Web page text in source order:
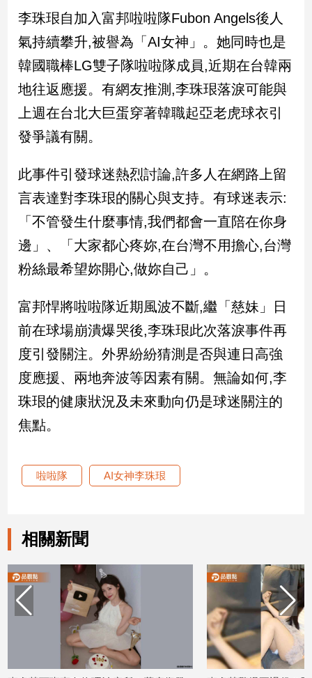
社
地
方
新
冠
病
專
南
台
灣
觀
南
台
灣
觀
點
娛
娛
樂
流
行/
時
尚
追
星
生
李珠珢自加入富邦啦啦隊Fubon Angels後人
氣持續攀升,被譽為「AI女神」。她同時也是
韓國職棒LG雙子隊啦啦隊成員,近期在台韓兩
地往返應援。有網友推測,李珠珢落淚可能與
上週在台北大巨蛋穿著韓職起亞老虎球衣引
發爭議有關。
此事件引發球迷熱烈討論,許多人在網路上留
言表達對李珠珢的關心與支持。有球迷表示:
「不管發生什麼事情,我們都會一直陪在你身
邊」、「大家都心疼妳,在台灣不用擔心,台灣
粉絲最希望妳開心,做妳自己」。
富邦悍將啦啦隊近期風波不斷,繼「慈妹」日
前在球場崩潰爆哭後,李珠珢此次落淚事件再
度引發關注。外界紛紛猜測是否與連日高強
度應援、兩地奔波等因素有關。無論如何,李
珠珢的健康狀況及未來動向仍是球迷關注的
焦點。
啦啦隊 AI女神李珠珢
相關新聞